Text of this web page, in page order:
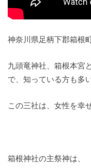
神奈川県足柄下郡箱根
九頭竜神社、箱根本宮
で、知っている方も多
この三社は、女性を幸
箱根神社の主祭神は、